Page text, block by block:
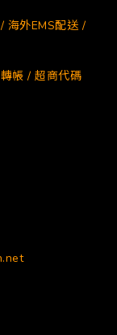
海外EMS配送 /
帳 / 超商代碼